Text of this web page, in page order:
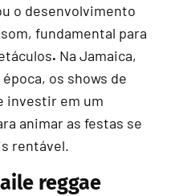
o desenvolvimento
fundamental para
. Na Jamaica,
os shows de
investir em um
animar as festas se
rentável.
reggae